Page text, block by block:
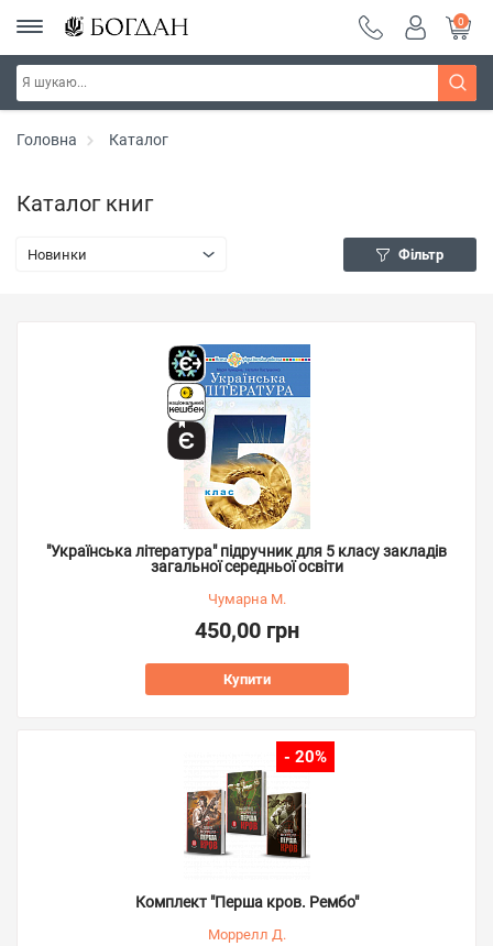
0
Головна Каталог
Каталог книг
Новинки Фільтр
"Українська література" підручник для 5 класу закладів
загальної середньої освіти
Чумарна М.
450,00 грн
Купити
- 20%
Комплект "Перша кров. Рембо"
Моррелл Д.